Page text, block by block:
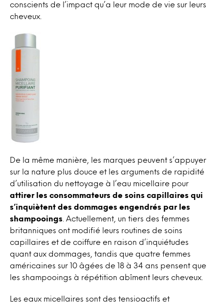
conscients de l’impact qu’a leur mode de vie sur leurs
cheveux.
De la même manière, les marques peuvent s’appuyer
sur la nature plus douce et les arguments de rapidité
d’utilisation du nettoyage à l’eau micellaire pour
attirer les consommateurs de soins capillaires qui
s’inquiètent des dommages engendrés par les
shampooings . Actuellement, un tiers des femmes
britanniques ont modifié leurs routines de soins
capillaires et de coiffure en raison d’inquiétudes
quant aux dommages, tandis que quatre femmes
américaines sur 10 âgées de 18 à 34 ans pensent que
les shampooings à répétition abîment leurs cheveux.
Les eaux micellaires sont des tensioactifs et